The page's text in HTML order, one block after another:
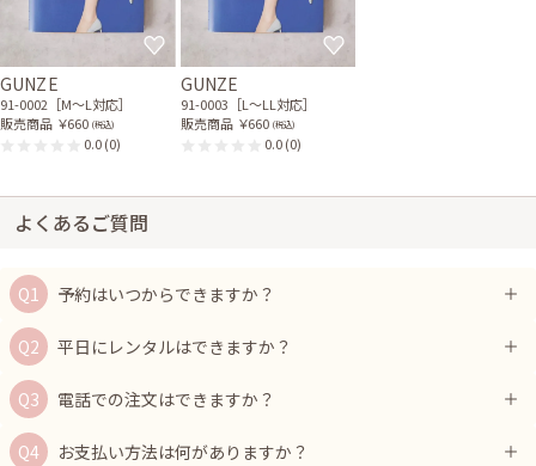
GUNZE
91-0002［M〜L対応］
販売商品 ￥660 (税込)
0.0(0)
GUNZE
91-0003［L〜LL対応］
販売商品 ￥660 (税込)
0.0(0)
よくあるご質問
予約はいつからできますか？
平日にレンタルはできますか？
電話での注文はできますか？
お支払い方法は何がありますか？